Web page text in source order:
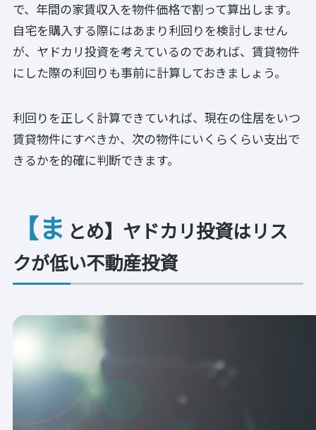
で、年間の家賃収入を物件価格で割って算出します。
自宅を購入する際にはあまり利回りを検討しません
が、ヤドカリ投資を考えているのであれば、賃貸物件
にした際の利回りも事前に計算しておきましょう。
利回りを正しく計算できていれば、現在の住居をいつ
賃貸物件にすべきか、次の物件にいくらくらい支出で
きるかを的確に判断できます。
【ま とめ】ヤドカリ投資はリス
クが低い不動産投資